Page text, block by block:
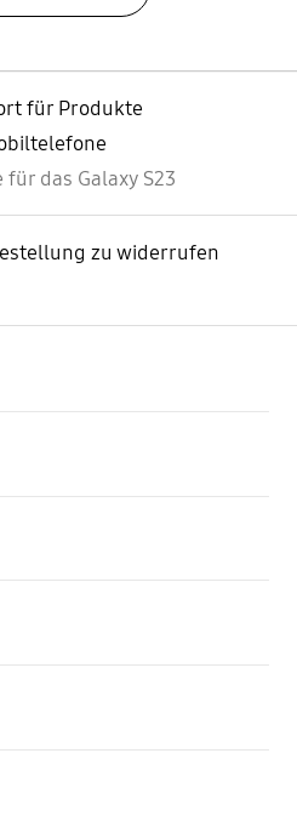
für Produkte
das Galaxy S23
zu widerrufen